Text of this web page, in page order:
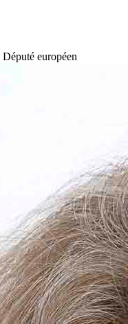
Député européen